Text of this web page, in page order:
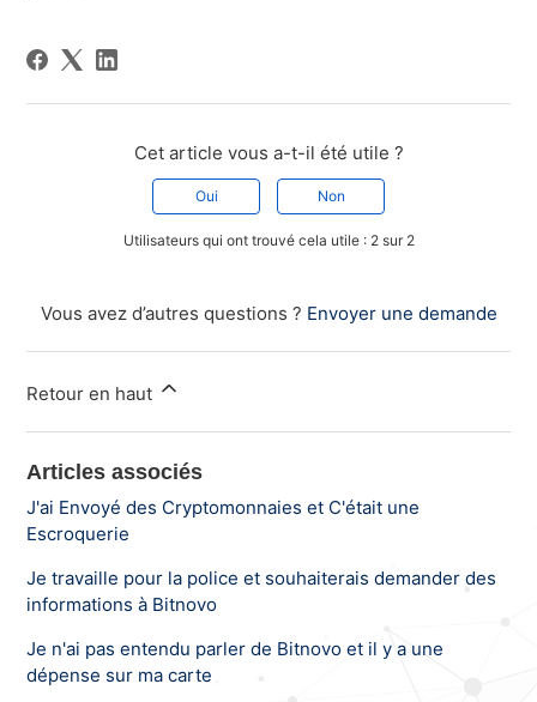
Cet article vous a-t-il été utile ?
Oui Non
Utilisateurs qui ont trouvé cela utile : 2 sur 2
Vous avez d’autres questions ? Envoyer une demande
Retour en haut
Articles associés
J'ai Envoyé des Cryptomonnaies et C'était une
Escroquerie
Je travaille pour la police et souhaiterais demander des
informations à Bitnovo
Je n'ai pas entendu parler de Bitnovo et il y a une
dépense sur ma carte